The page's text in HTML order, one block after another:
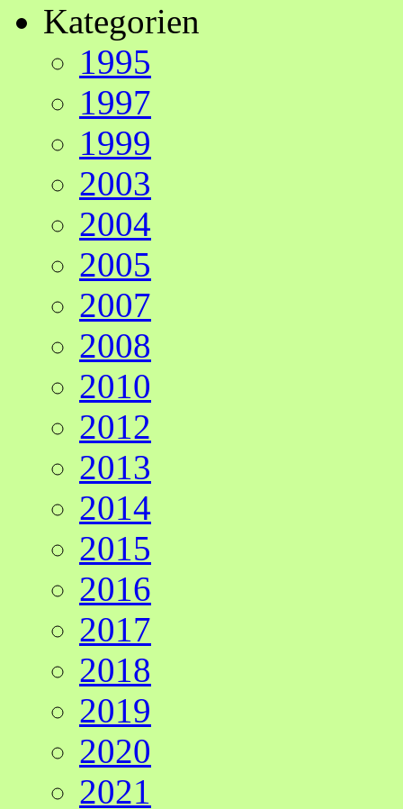
Kategorien
1995
1997
1999
2003
2004
2005
2007
2008
2010
2012
2013
2014
2015
2016
2017
2018
2019
2020
2021